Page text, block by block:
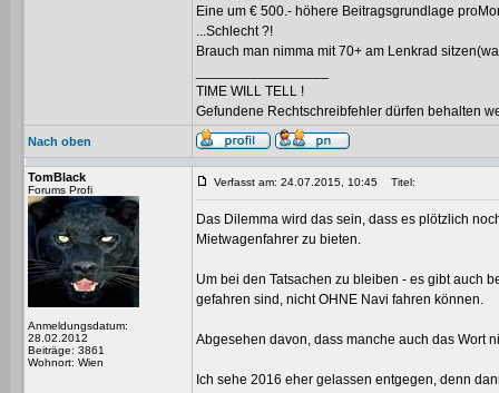
Eine um € 500.- höhere Beitragsgrundlage
...Schlecht ?!
Brauch man nimma mit 70+ am Lenkrad
TIME WILL TELL !
Gefundene Rechtschreibfehler dürfen behalten
Nach oben
TomBlack
Forums Profi
Anmeldungsdatum:
28.02.2012
Beiträge: 3861
Wohnort: Wien
Verfasst am: 24.07.2015, 10:45 Titel:
Das Dilemma wird das sein, dass es plötzlich
Mietwagenfahrer zu bieten.
Um bei den Tatsachen zu bleiben - es gibt auch
gefahren sind, nicht OHNE Navi fahren können.
Abgesehen davon, dass manche auch das Wort
Ich sehe 2016 eher gelassen entgegen, denn